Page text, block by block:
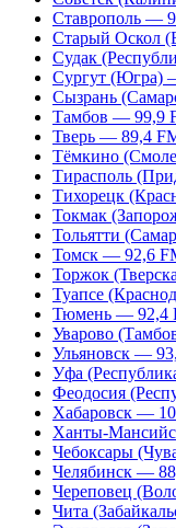
Ставрополь —
Старый Оскол
Судак
Сургут (Югра)
Сызрань
Тамбов — 99,9
Тверь — 89,4
Тёмкино
Тирасполь
Тихорецк
Токмак
Тольятти
Томск — 92,6
Торжок
Туапсе
Тюмень — 92,4
Уварово
Ульяновск —
Уфа
Феодосия
Хабаровск —
Ханты-
Чебоксары
Челябинск —
Череповец
Чита